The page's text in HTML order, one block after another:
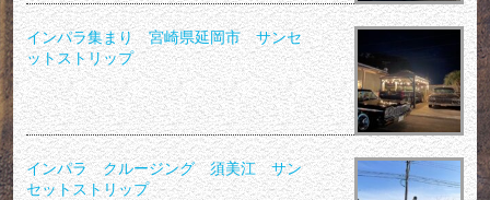
インパラ集まり 宮崎県延岡市 サンセ
ットストリップ
インパラ クルージング 須美江 サン
セットストリップ